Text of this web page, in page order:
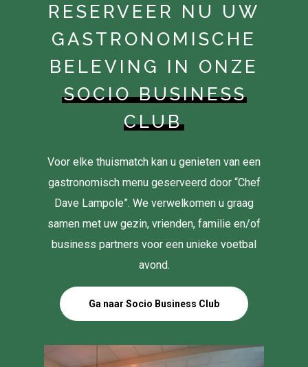
RESERVEER NU UW
GASTRONOMISCHE
BELEVING IN ONZE
SOCIO BUSINESS
CLUB
Voor elke thuismatch kan u genieten van een
gastronomisch menu geserveerd door “Chef
Dave Lampole”. We verwelkomen u graag
samen met uw gezin, vrienden, familie en/of
business partners voor een unieke voetbal
avond.
Ga naar Socio Business Club